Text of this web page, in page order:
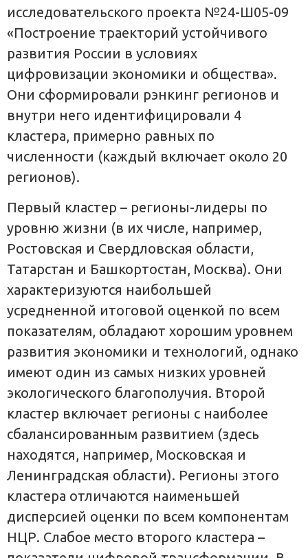
исследовательского проекта №24-Ш05-09
«Построение траекторий устойчивого
развития России в условиях
цифровизации экономики и общества».
Они сформировали рэнкинг регионов и
внутри него идентифицировали 4
кластера, примерно равных по
численности (каждый включает около 20
регионов).
Первый кластер – регионы-лидеры по
уровню жизни (в их числе, например,
Ростовская и Свердловская области,
Татарстан и Башкортостан, Москва). Они
характеризуются наибольшей
усредненной итоговой оценкой по всем
показателям, обладают хорошим уровнем
развития экономики и технологий, однако
имеют один из самых низких уровней
экологического благополучия. Второй
кластер включает регионы с наиболее
сбалансированным развитием (здесь
находятся, например, Московская и
Ленинградская области). Регионы этого
кластера отличаются наименьшей
дисперсией оценки по всем компонентам
НЦР. Слабое место второго кластера –